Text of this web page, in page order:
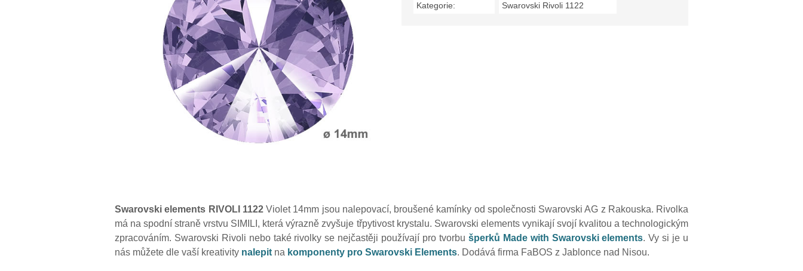
Kategorie:
Swarovski Rivoli 1122
Swarovski elements RIVOLI 1122 Violet 14mm jsou nalepovací, broušené kamínky od společnosti Swarovski AG z Rakouska. Rivolka
má na spodní straně vrstvu SIMILI, která výrazně zvyšuje třpytivost krystalu. Swarovski elements vynikají svojí kvalitou a technologickým
zpracováním. Swarovski Rivoli nebo také rivolky se nejčastěji používají pro tvorbu šperků Made with Swarovski elements. Vy si je u
nás můžete dle vaší kreativity nalepit na komponenty pro Swarovski Elements. Dodává firma FaBOS z Jablonce nad Nisou.